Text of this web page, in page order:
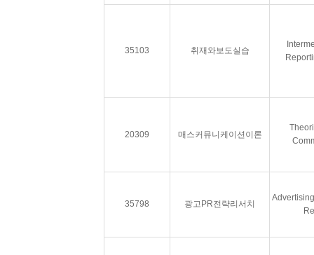
35103 취재와보도실습
20309 매스커뮤니케이션이론
35798 광고PR전략리서치